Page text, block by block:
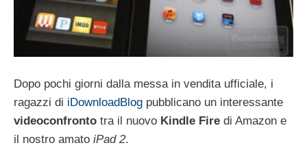
Dopo pochi giorni dalla messa in vendita ufficiale, i
ragazzi di iDownloadBlog pubblicano un interessante
videoconfronto tra il nuovo Kindle Fire di Amazon e
il nostro amato iPad 2.